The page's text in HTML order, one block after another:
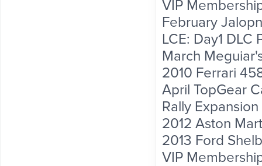
VIP
February
LCE: Day1 DLC
March
2010 Ferrari
April TopGear
Rally
2012 Aston
2013 Ford
VIP